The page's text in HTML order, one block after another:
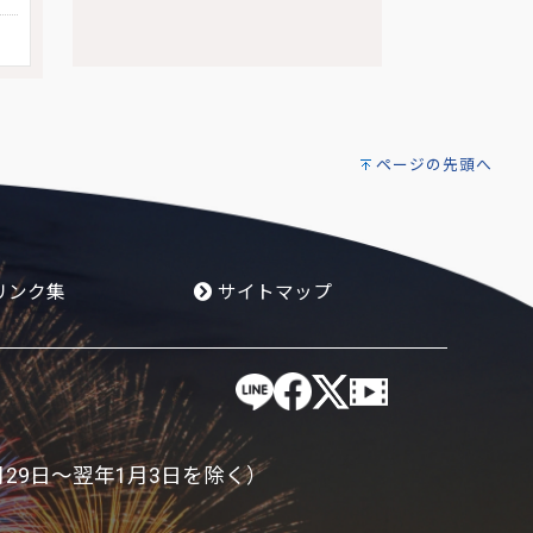
ページの先頭へ
ンク集 サイトマップ
日～翌年1月3日を除く）